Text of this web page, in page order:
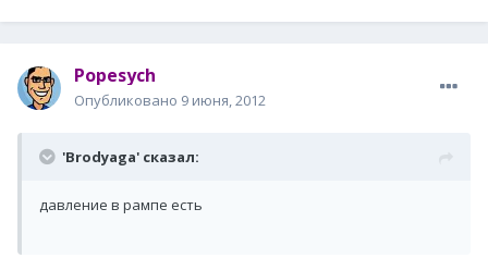
Popesych
Опубликовано 9 июня, 2012
'Brodyaga' сказал:
давление в рампе есть